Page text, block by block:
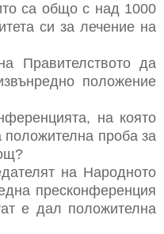
са общо с над 1000
си за лечение на
Правителството да
положение
на която
проба за
на Народното
пресконференция
е дал положителна